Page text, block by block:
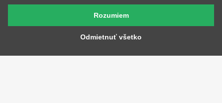
Darčekové poukazy
Hrnčeky
Povolania
Pre kamarátky a kamarátov
Rodinné
Sex
Odmietnuť všetko
Rozumiem